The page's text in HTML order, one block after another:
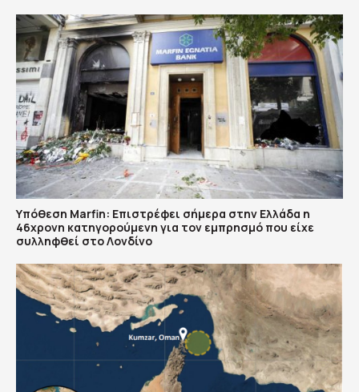
Υπόθεση Marfin: Επιστρέφει σήμερα στην Ελλάδα η
46χρονη κατηγορούμενη για τον εμπρησμό που είχε
συλληφθεί στο Λονδίνο